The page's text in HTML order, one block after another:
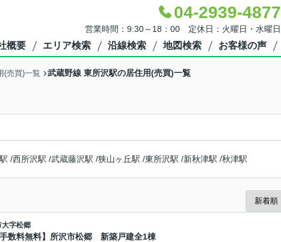
04-2939-4877
営業時間：9:30～18：00 定休日：火曜日・水曜日
概要 エリア検索 沿線検索 地図検索 お客様の声
(売買)一覧 武蔵野線 東所沢駅の居住用(売買)一覧
/西所沢駅 /武蔵藤沢駅 /狭山ヶ丘駅 /東所沢駅 /新秋津駅 /秋津駅
大字松郷
手数料無料】所沢市松郷 新築戸建全1棟